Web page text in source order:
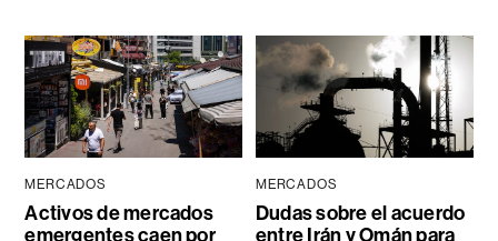
MERCADOS
Activos de mercados
emergentes caen por
MERCADOS
Dudas sobre el acuerdo
entre Irán y Omán para